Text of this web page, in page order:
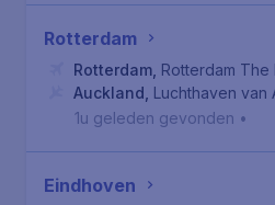
Rotterdam
Rotterdam Rotterdam
Auckland Luchthaven van
1u geleden gevonden •
Eindhoven